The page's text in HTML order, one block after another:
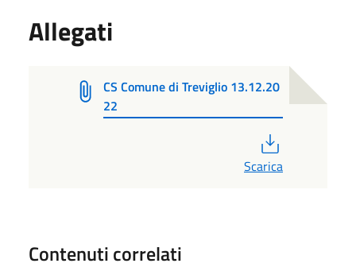
Allegati
CS Comune di Treviglio 13.12.20
22
Scarica
Contenuti correlati